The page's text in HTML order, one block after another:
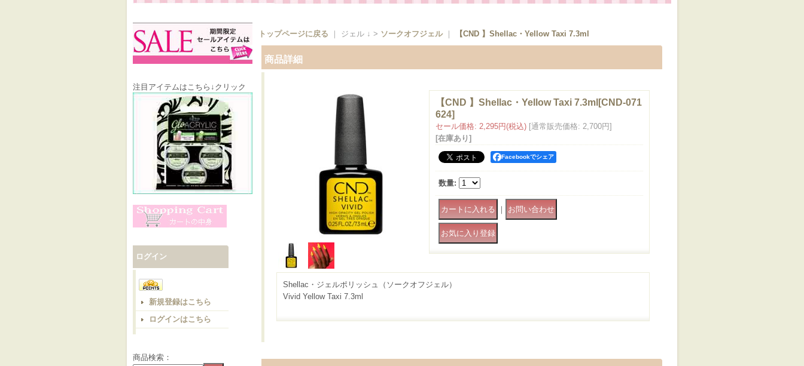
注目アイテムはこちら↓クリック
ログイン
新規登録はこちら
ログインはこちら
商品検索：
トップページに戻る ｜ ジェル ↓ > ソークオフジェル｜ 【CND 】Shellac・Yellow Taxi 7.3ml
商品詳細
【CND 】Shellac・Yellow Taxi 7.3ml [CND-071
624]
セール価格: 2,295円(税込) [通常販売価格: 2,700円]
[在庫あり]
Facebookでシェア
数量:
｜
Shellac・ジェルポリッシュ（ソークオフジェル）
Vivid Yellow Taxi 7.3ml